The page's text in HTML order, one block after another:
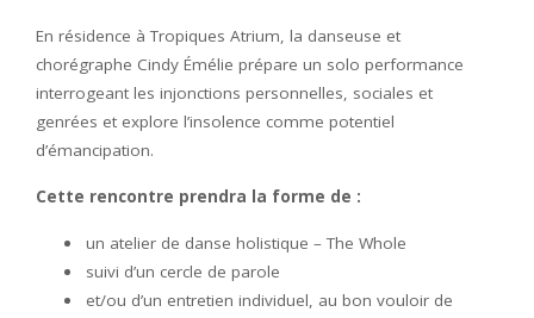
En résidence à Tropiques Atrium, la danseuse et
chorégraphe Cindy Émélie prépare un solo performance
interrogeant les injonctions personnelles, sociales et
genrées et explore l’insolence comme potentiel
d’émancipation.
Cette rencontre prendra la forme de :
un atelier de danse holistique – The Whole
suivi d’un cercle de parole
et/ou d’un entretien individuel, au bon vouloir de